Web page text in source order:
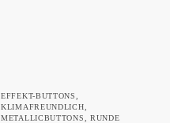
EFFEKT-BUTTONS
KLIMAFREUNDLICH
METALLICBUTTONS
RUNDE